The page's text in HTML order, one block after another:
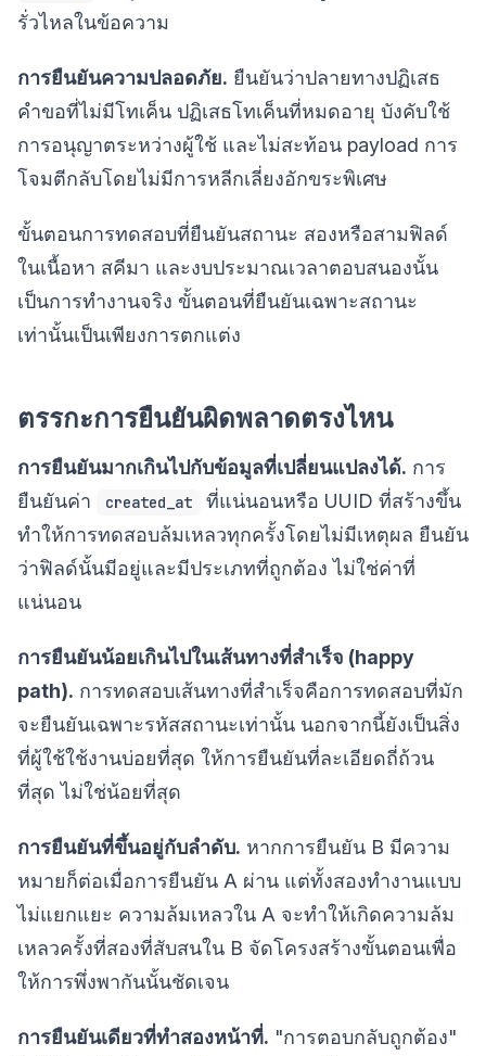
รั่วไหลในข้อความ
การยืนยันความปลอดภัย. ยืนยันว่าปลายทางปฏิเสธ
คำขอที่ไม่มีโทเค็น ปฏิเสธโทเค็นที่หมดอายุ บังคับใช้
การอนุญาตระหว่างผู้ใช้ และไม่สะท้อน payload การ
โจมตีกลับโดยไม่มีการหลีกเลี่ยงอักขระพิเศษ
ขั้นตอนการทดสอบที่ยืนยันสถานะ สองหรือสามฟิลด์
ในเนื้อหา สคีมา และงบประมาณเวลาตอบสนองนั้น
เป็นการทำงานจริง ขั้นตอนที่ยืนยันเฉพาะสถานะ
เท่านั้นเป็นเพียงการตกแต่ง
ตรรกะการยืนยันผิดพลาดตรงไหน
การยืนยันมากเกินไปกับข้อมูลที่เปลี่ยนแปลงได้. การ
ยืนยันค่า
created_at
ที่แน่นอนหรือ UUID ที่สร้างขึ้น
ทำให้การทดสอบล้มเหลวทุกครั้งโดยไม่มีเหตุผล ยืนยัน
ว่าฟิลด์นั้นมีอยู่และมีประเภทที่ถูกต้อง ไม่ใช่ค่าที่
แน่นอน
การยืนยันน้อยเกินไปในเส้นทางที่สำเร็จ (happy
path). การทดสอบเส้นทางที่สำเร็จคือการทดสอบที่มัก
จะยืนยันเฉพาะรหัสสถานะเท่านั้น นอกจากนี้ยังเป็นสิ่ง
ที่ผู้ใช้ใช้งานบ่อยที่สุด ให้การยืนยันที่ละเอียดถี่ถ้วน
ที่สุด ไม่ใช่น้อยที่สุด
การยืนยันที่ขึ้นอยู่กับลำดับ. หากการยืนยัน B มีความ
หมายก็ต่อเมื่อการยืนยัน A ผ่าน แต่ทั้งสองทำงานแบบ
ไม่แยกแยะ ความล้มเหลวใน A จะทำให้เกิดความล้ม
เหลวครั้งที่สองที่สับสนใน B จัดโครงสร้างขั้นตอนเพื่อ
ให้การพึ่งพากันนั้นชัดเจน
การยืนยันเดียวที่ทำสองหน้าที่. "การตอบกลับถูกต้อง"